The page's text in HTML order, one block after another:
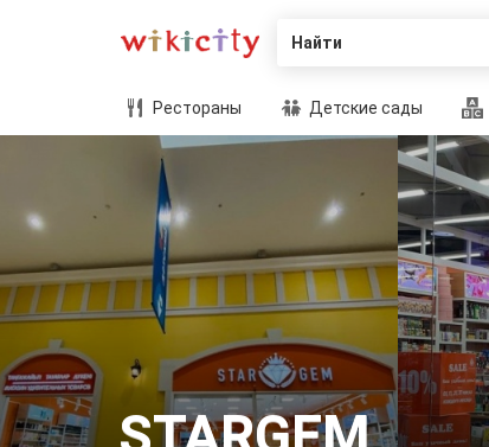
Найти
Рестораны Детские сады